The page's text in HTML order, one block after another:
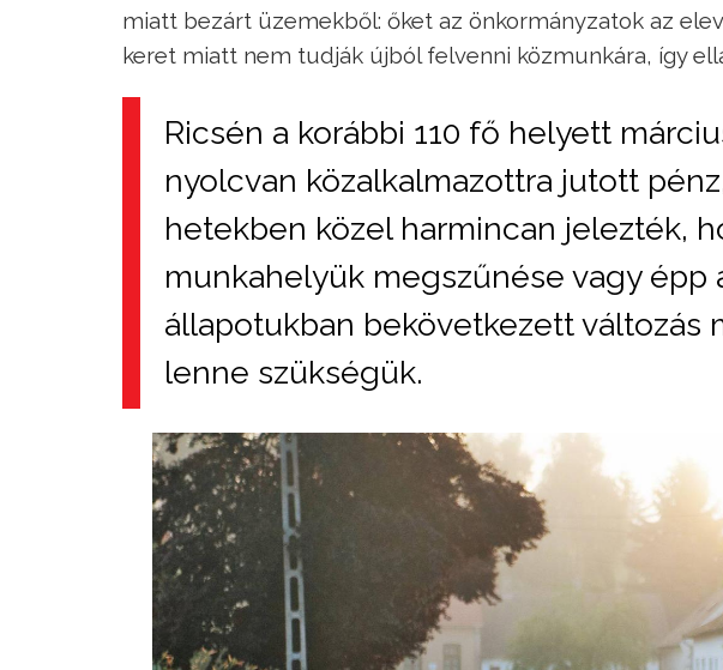
miatt bezárt üzemekből: őket az önkormányzatok az
keret miatt nem tudják újból felvenni közmunkára, így
Ricsén a korábbi 110 fő helyett
nyolcvan közalkalmazottra jutott
hetekben közel harmincan jelezték,
munkahelyük megszűnése vagy épp
állapotukban bekövetkezett változás
lenne szükségük.